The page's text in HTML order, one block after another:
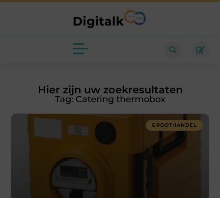
Hier zijn uw zoekresultaten
Tag: Catering thermobox
GROOTHANDEL